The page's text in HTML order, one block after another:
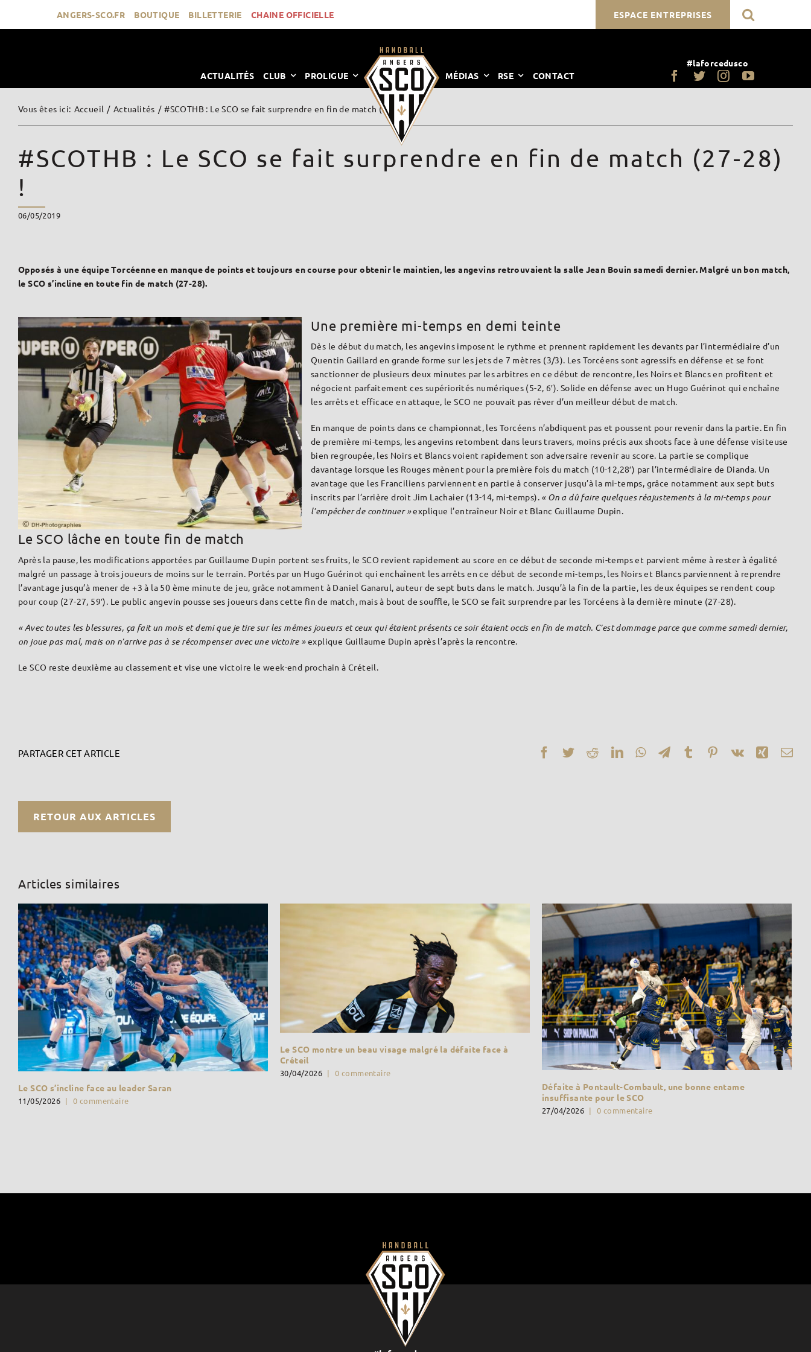
ANGERS-SCO.FR BOUTIQUE BILLETTERIE CHAINE OFFICIELLE ESPACE ENTREPRISES
ACTUALITÉS CLUB PROLIGUE MÉDIAS RSE CONTACT
#laforcedusco
Vous êtes ici: Accueil / Actualités / #SCOTHB : Le SCO se fait surprendre en fin de match (27-28) !
#SCOTHB : Le SCO se fait surprendre en fin de match (27-28)
!
06/05/2019
Opposés à une équipe Torcéenne en manque de points et toujours en course pour obtenir le maintien, les angevins retrouvaient la salle Jean Bouin samedi dernier. Malgré un bon match,
le SCO s’incline en toute fin de match (27-28).
Une première mi-temps en demi teinte
Dès le début du match, les angevins imposent le rythme et prennent rapidement les devants par l’intermédiaire d’un
Quentin Gaillard en grande forme sur les jets de 7 mètres (3/3). Les Torcéens sont agressifs en défense et se font
sanctionner de plusieurs deux minutes par les arbitres en ce début de rencontre, les Noirs et Blancs en profitent et
négocient parfaitement ces supériorités numériques (5-2, 6′). Solide en défense avec un Hugo Guérinot qui enchaîne
les arrêts et efficace en attaque, le SCO ne pouvait pas rêver d’un meilleur début de match.
En manque de points dans ce championnat, les Torcéens n’abdiquent pas et poussent pour revenir dans la partie. En fin
de première mi-temps, les angevins retombent dans leurs travers, moins précis aux shoots face à une défense visiteuse
bien regroupée, les Noirs et Blancs voient rapidement son adversaire revenir au score. La partie se complique
davantage lorsque les Rouges mènent pour la première fois du match (10-12,28′) par l’intermédiaire de Dianda. Un
avantage que les Franciliens parviennent en partie à conserver jusqu’à la mi-temps, grâce notamment aux sept buts
inscrits par l’arrière droit Jim Lachaier (13-14, mi-temps). « On a dû faire quelques réajustements à la mi-temps pour
l’empêcher de continuer »explique l’entraîneur Noir et Blanc Guillaume Dupin.
Le SCO lâche en toute fin de match
Après la pause, les modifications apportées par Guillaume Dupin portent ses fruits, le SCO revient rapidement au score en ce début de seconde mi-temps et parvient même à rester à égalité
malgré un passage à trois joueurs de moins sur le terrain. Portés par un Hugo Guérinot qui enchaînent les arrêts en ce début de seconde mi-temps, les Noirs et Blancs parviennent à reprendre
l’avantage jusqu’à mener de +3 à la 50 ème minute de jeu, grâce notamment à Daniel Ganarul, auteur de sept buts dans le match. Jusqu’à la fin de la partie, les deux équipes se rendent coup
pour coup (27-27, 59′). Le public angevin pousse ses joueurs dans cette fin de match, mais à bout de souffle, le SCO se fait surprendre par les Torcéens à la dernière minute (27-28).
« Avec toutes les blessures, ça fait un mois et demi que je tire sur les mêmes joueurs et ceux qui étaient présents ce soir étaient occis en fin de match. C’est dommage parce que comme samedi dernier,
on joue pas mal, mais on n’arrive pas à se récompenser avec une victoire »explique Guillaume Dupin après l’après la rencontre.
Le SCO reste deuxième au classement et vise une victoire le week-end prochain à Créteil.
PARTAGER CET ARTICLE Facebook
TwitterRedditLinkedInWhatsAppTelegram
TumblrPinterest
Vk Xing
RETOUR AUX ARTICLES
Articles similaires
Le SCO s’incline face au leader Saran
11/05/2026 | 0 commentaire
Le SCO montre un beau visage malgré la défaite face à
Créteil
30/04/2026 | 0 commentaire
Défaite à Pontault-Combault, une bonne entame
insuffisante pour le SCO
27/04/2026 | 0 commentaire